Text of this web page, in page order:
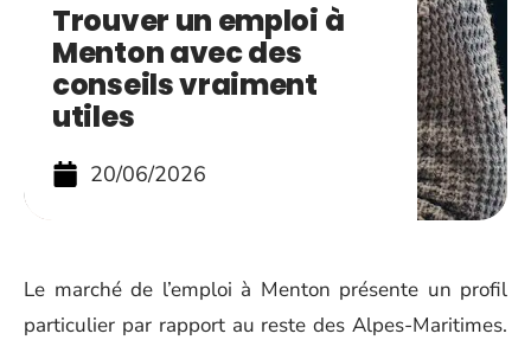
Trouver un emploi à
Menton avec des
conseils vraiment
utiles
20/06/2026
Le marché de l’emploi à Menton présente un profil
particulier par rapport au reste des Alpes-Maritimes.